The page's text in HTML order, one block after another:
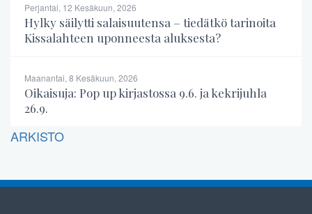
Perjantai, 12 Kesäkuun, 2026
Hylky säilytti salaisuutensa – tiedätkö tarinoita
Kissalahteen uponneesta aluksesta?
Maanantai, 8 Kesäkuun, 2026
Oikaisuja: Pop up kirjastossa 9.6. ja kekrijuhla
26.9.
ARKISTO